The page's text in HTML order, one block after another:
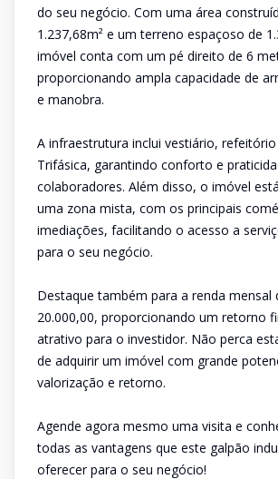
do seu negócio. Com uma área
1.237,68m² e um terreno espaçoso de
imóvel conta com um pé direito de 6
proporcionando ampla capacidade de
e manobra.
A infraestrutura inclui vestiário,
Trifásica, garantindo conforto e
colaboradores. Além disso, o imóvel
uma zona mista, com os principais
imediações, facilitando o acesso a
para o seu negócio.
Destaque também para a renda mensal
20.000,00, proporcionando um retorno
atrativo para o investidor. Não perca
de adquirir um imóvel com grande
valorização e retorno.
Agende agora mesmo uma visita e
todas as vantagens que este galpão
oferecer para o seu negócio!